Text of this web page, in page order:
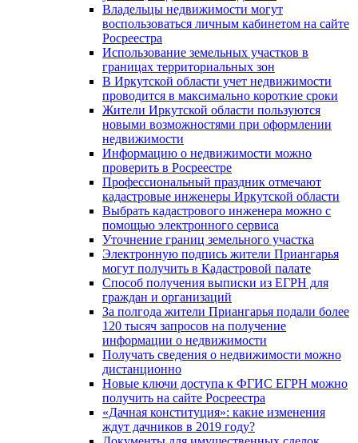
Владельцы недвижимости могут
воспользоваться личным кабинетом на сайте
Росреестра
Использование земельных участков в
границах территориальных зон
В Иркутской области учет недвижимости
проводится в максимально короткие сроки
Жители Иркутской области пользуются
новыми возможностями при оформлении
недвижимости
Информацию о недвижимости можно
проверить в Росреестре
Профессиональный праздник отмечают
кадастровые инженеры Иркутской области
Выбрать кадастрового инженера можно с
помощью электронного сервиса
Уточнение границ земельного участка
Электронную подпись жители Приангарья
могут получить в Кадастровой палате
Способ получения выписки из ЕГРН для
граждан и организаций
За полгода жители Приангарья подали более
120 тысяч запросов на получение
информации о недвижимости
Получать сведения о недвижимости можно
дистанционно
Новые ключи доступа к ФГИС ЕГРН можно
получить на сайте Росреестра
«Дачная конституция»: какие изменения
ждут дачников в 2019 году?